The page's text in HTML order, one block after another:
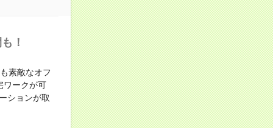
！
素敵なオフ
ワークが可
ションが取